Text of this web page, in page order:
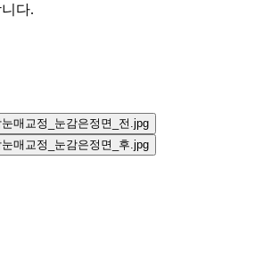
다.
매교정_눈감은정면_전.jpg
매교정_눈감은정면_후.jpg